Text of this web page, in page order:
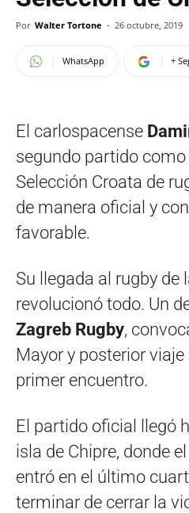
Por Walter Tortone - 26 octubre, 2019
WhatsApp +
El carlospacense
segundo partido
Selección Croata de
de manera oficial y
favorable.
Su llegada al rugby de
revolucionó todo. Un
Zagreb Rugby,
Mayor y posterior
primer encuentro.
El partido oficial llegó
isla de Chipre, donde
entró en el último
terminar de cerrar la